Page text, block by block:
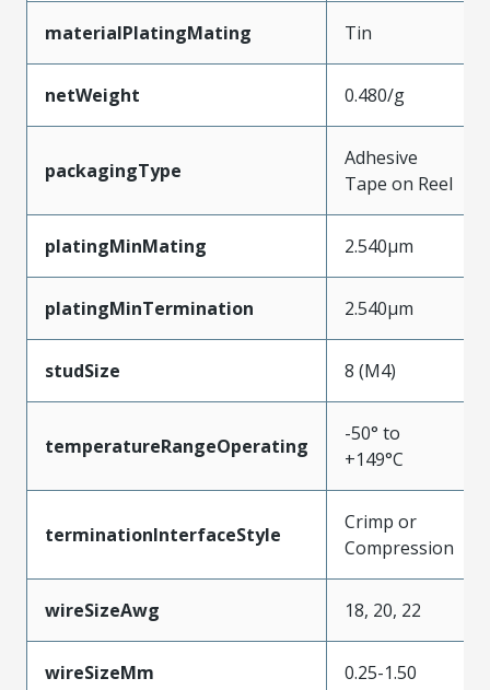
materialPlatingMating Tin
netWeight 0.480/g
packagingType
Adhesive
Tape on Reel
platingMinMating 2.540µm
platingMinTermination 2.540µm
studSize 8 (M4)
temperatureRangeOperating
-50° to
+149°C
terminationInterfaceStyle
Crimp or
Compression
wireSizeAwg 18, 20, 22
wireSizeMm 0.25-1.50